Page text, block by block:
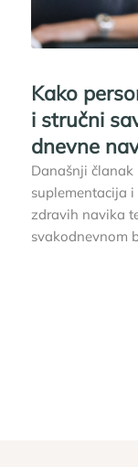
Kako
i stručni
dnevne
Današnji
suplementacija
zdravih navika
svakodnevnom